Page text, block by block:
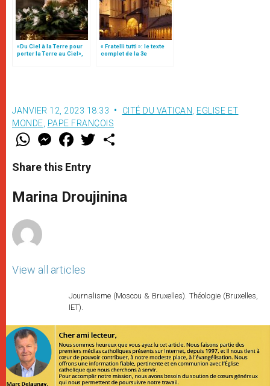
«Du Ciel à la Terre pour
porter la Terre au Ciel»,
« Fratelli tutti »: le texte
complet de la 3e
JANVIER 12, 2023 18:33 CITÉ DU VATICAN
EGLISE ET
MONDE PAPE FRANÇOIS
W
t
s
p
p
M
e
s
e
g
e
F
a
e
b
o
k
w
r
Share this Entry
Marina Droujinina
View all articles
Journalisme (Moscou & Bruxelles). Théologie (Bruxelles,
IET).